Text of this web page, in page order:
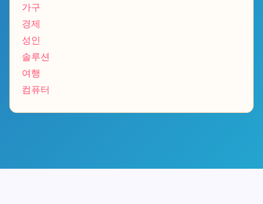
가구
경제
성인
솔루션
여행
컴퓨터